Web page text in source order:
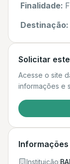
Finalidade:
Destinação:
Solicitar
Acesse o site
informações e
Informações
Instituição: